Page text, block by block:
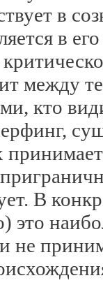
в
в его
между
кто
В
это
не